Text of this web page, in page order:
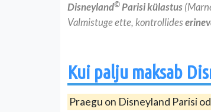
Disneyland© Parisi külastus
Valmistuge ette, kontrollides
Kui palju maksab
Praegu on Disneyland Parisi